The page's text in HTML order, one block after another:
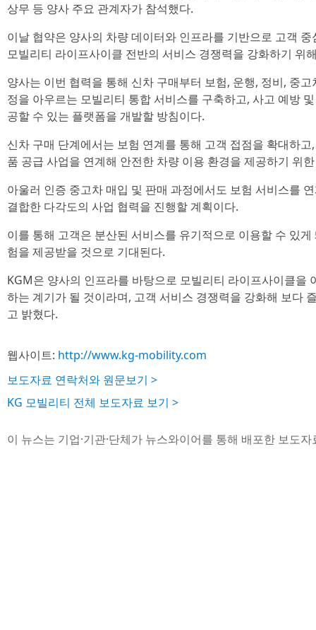
상무 등 양사 주요 관계자가 참석했다.
이날 협약은 양사의 차량 데이터와 인프라를 기반으로 고객
모빌리티 라이프사이클 전반의 서비스 경쟁력을 강화하기 위
양사는 이번 협력을 통해 신차 구매부터 보험, 운행, 정비, 중
정을 아우르는 모빌리티 통합 서비스를 구축하고, 사고 예방
공할 수 있는 플랫폼을 개발할 방침이다.
신차 구매 단계에서는 보험 연계를 통해 고객 접점을 확대하
품 공급 사업을 연계해 안전한 차량 이용 환경을 제공하기 위
아울러 인증 중고차 매입 및 판매 과정에서도 보험 서비스를
결합한 다각도의 사업 협력을 진행할 계획이다.
이를 통해 고객은 분산된 서비스를 유기적으로 이용할 수 있
험을 제공받을 것으로 기대된다.
KGM은 양사의 인프라를 바탕으로 모빌리티 라이프사이클을
하는 계기가 될 것이라며, 고객 서비스 경쟁력을 강화해 보다
고 밝혔다.
웹사이트: http://www.kg-mobility.com
보도자료 연락처와 원문보기 >
KG 모빌리티 전체 보도자료 보기 >
이 뉴스는 기업·기관·단체가 뉴스와이어를 통해 배포한 보도